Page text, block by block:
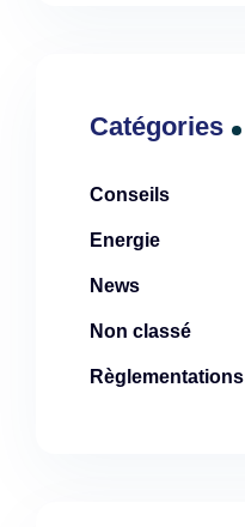
Catégories
Conseils
Energie
News
Non classé
Règlementations